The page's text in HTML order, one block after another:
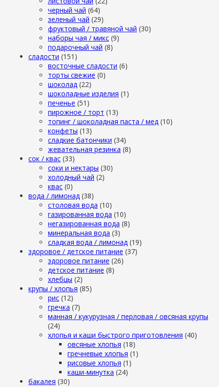
черный чай (64)
зеленый чай (29)
фруктовый / травяной чай (30)
наборы чая / микс (9)
подарочный чай (8)
сладости (151)
восточные сладости (6)
торты свежие (0)
шоколад (22)
шоколадные изделия (1)
печенье (51)
пирожное / торт (13)
топинг / шоколадная паста / мед (10)
конфеты (13)
сладкие батончики (34)
жевательная резинка (8)
сок / квас (33)
соки и нектары (30)
холодный чай (2)
квас (0)
вода / лимонад (38)
столовая вода (10)
газированная вода (10)
негазированная вода (8)
минеральная вода (3)
сладкая вода / лимонад (19)
здоровое / детское питание (37)
здоровое питание (26)
детское питание (8)
хлебцы (2)
крупы / хлопья (85)
рис (12)
гречка (7)
манная / кукурузная / перловая / овсяная крупы
(24)
хлопья и каши быстрого приготовления (40)
овсяные хлопья (18)
гречневые хлопья (1)
рисовые хлопья (1)
каши-минутка (24)
бакалея (30)